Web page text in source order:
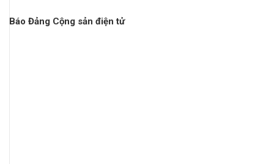
Báo Đảng Cộng sản điện tử